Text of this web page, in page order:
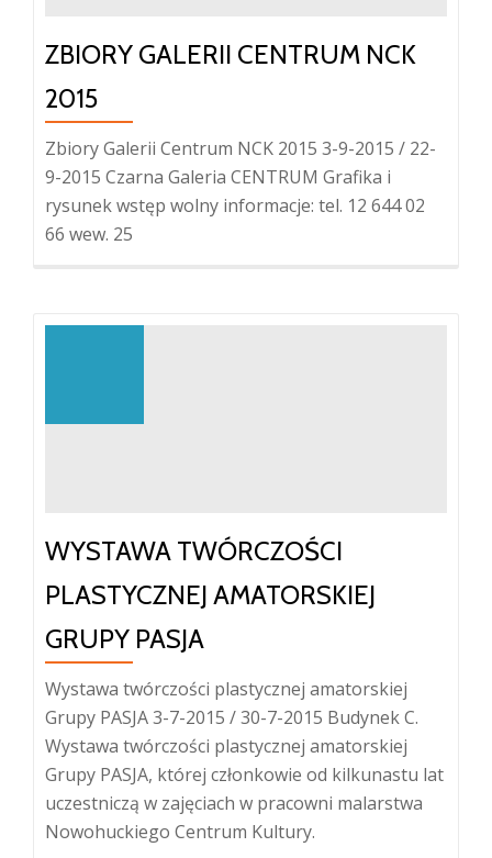
ZBIORY GALERII CENTRUM NCK
2015
Zbiory Galerii Centrum NCK 2015 3-9-2015 / 22-
9-2015 Czarna Galeria CENTRUM Grafika i
rysunek wstęp wolny informacje: tel. 12 644 02
66 wew. 25
WYSTAWA TWÓRCZOŚCI
PLASTYCZNEJ AMATORSKIEJ
GRUPY PASJA
Wystawa twórczości plastycznej amatorskiej
Grupy PASJA 3-7-2015 / 30-7-2015 Budynek C.
Wystawa twórczości plastycznej amatorskiej
Grupy PASJA, której członkowie od kilkunastu lat
uczestniczą w zajęciach w pracowni malarstwa
Nowohuckiego Centrum Kultury.